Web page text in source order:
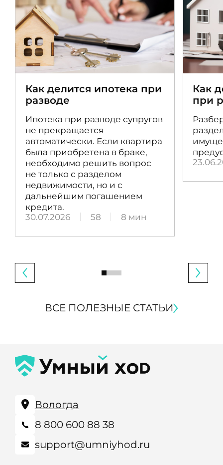
Как делится ипотека при
разводе
Ипотека при разводе супругов
не прекращается
автоматически. Если квартира
была приобретена в браке,
необходимо решить вопрос
не только с разделом
недвижимости, но и с
дальнейшим погашением
кредита.
30.07.2026
58 8 мин
Как
при
ВСЕ ПОЛЕЗНЫЕ СТАТЬИ
Вологда
8 800 600 88 38
support@umniyhod.ru